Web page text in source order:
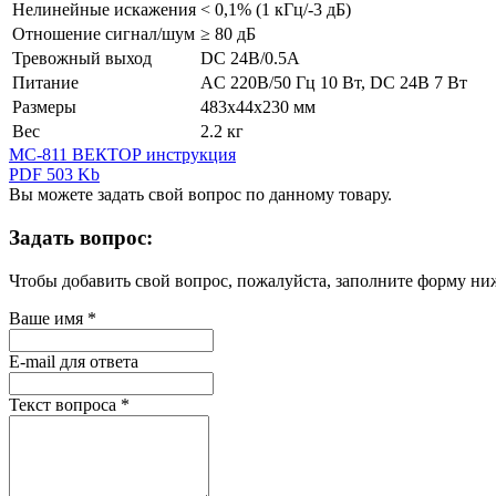
Нелинейные искажения < 0,1% (1 кГц/-3 дБ)
Отношение сигнал/шум ≥ 80 дБ
Тревожный выход
DC 24В/0.5А
Питание
AC 220В/50 Гц 10 Вт, DC 24В 7 Вт
Размеры
483х44х230 мм
Вес
2.2 кг
МС-811 ВЕКТОР инструкция
PDF 503 Kb
Вы можете задать свой вопрос по данному товару.
Задать вопрос:
Чтобы добавить свой вопрос, пожалуйста, заполните форму
Ваше имя *
E-mail для ответа
Текст вопроса *